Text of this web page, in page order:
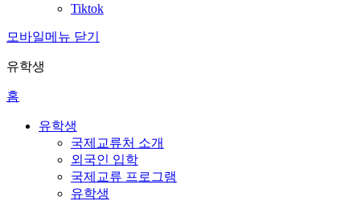
Tiktok
모바일메뉴 닫기
유학생
홈
유학생
국제교류처 소개
외국인 입학
국제교류 프로그램
유학생